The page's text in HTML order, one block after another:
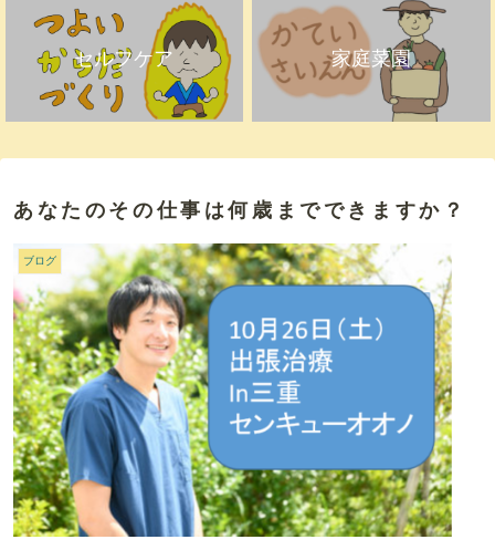
セルフケア 家庭菜園
あなたのその仕事は何歳までできますか？
ブログ